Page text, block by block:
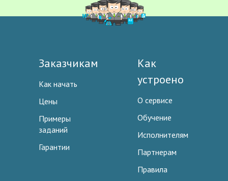
Заказчикам
Как начать
Цены
Примеры
заданий
Гарантии
Как
устроено
О сервисе
Обучение
Исполнителям
Партнерам
Правила